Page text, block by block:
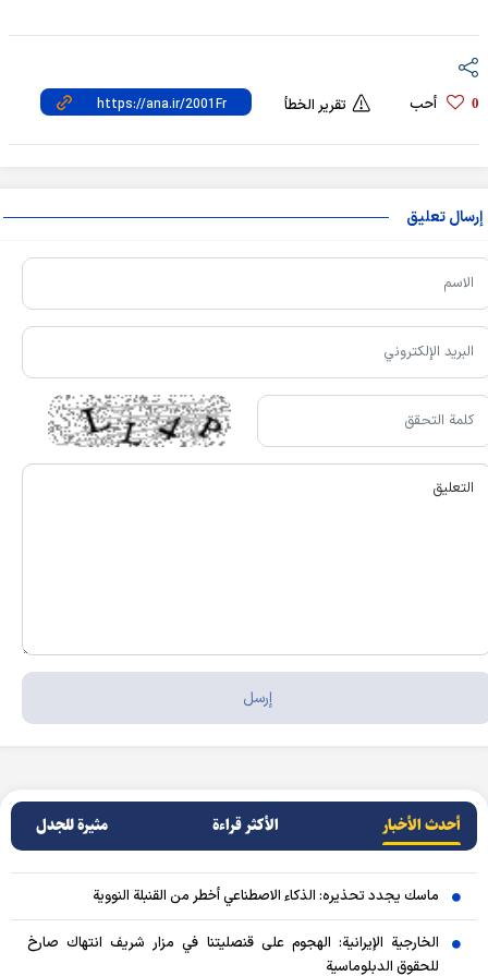
0 أحب تقرير الخطأ
إرسال تعليق
أحدث الأخبار الأکثر قراءة مثيرة للجدل
ماسك يجدد تحذيره: الذكاء الاصطناعي أخطر من القنبلة النووية
الخارجية الإيرانية: الهجوم على قنصليتنا في مزار شريف انتهاك صارخ
للحقوق الدبلوماسية